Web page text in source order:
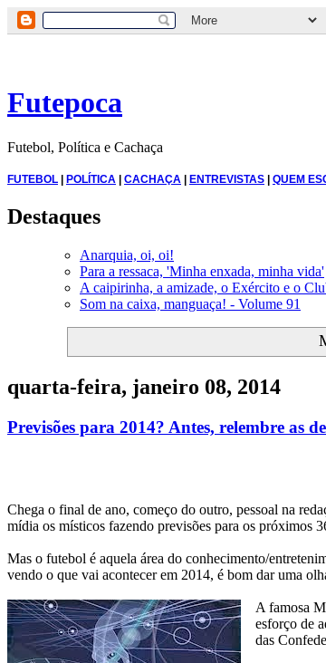
Futepoca
Futebol, Política e Cachaça
FUTEBOL | POLÍTICA | CACHAÇA | ENTREVISTAS | QUEM
Destaques
Anarquia, oi, oi!
Para a ressaca, 'Minha enxada, minha vida'
A caipirinha, a amizade, o Exército e o
Som na caixa, manguaça! - Volume 91
quarta-feira, janeiro 08, 2014
Previsões para 2014? Antes, relembre as
Chega o final de ano, começo do outro, pessoal na
mídia os místicos fazendo previsões para os próximos
Mas o futebol é aquela área do conhecimento/
vendo o que vai acontecer em 2014, é bom dar uma
A famosa
esforço de
das